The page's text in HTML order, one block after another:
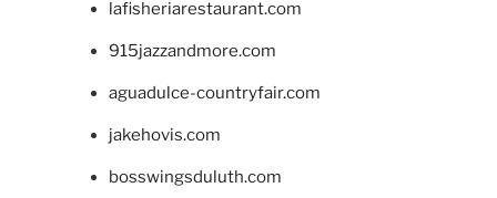
lafisheriarestaurant.com
915jazzandmore.com
aguadulce-countryfair.com
jakehovis.com
bosswingsduluth.com